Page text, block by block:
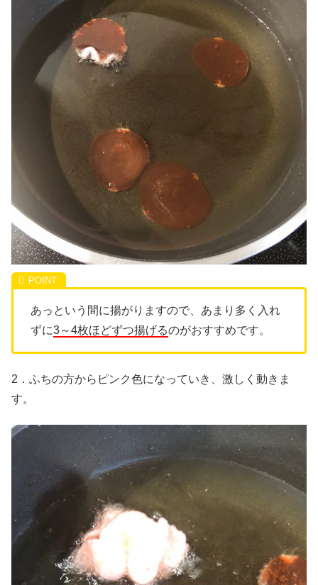
あっという間に揚がりますので、あまり多く入れ
ずに3～4枚ほどずつ揚げるのがおすすめです。
2．ふちの方からピンク色になっていき、激しく動きま
す。